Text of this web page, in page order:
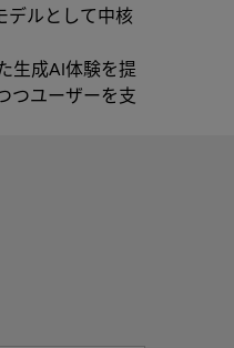
デルとして中核
生成AI体験を提
つユーザーを支